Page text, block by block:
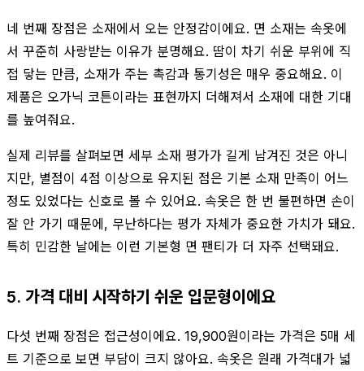
네 번째 장점은 소재에서 오는 안정감이에요. 면 소재는 속옷에
서 꾸준히 사랑받는 이유가 분명해요. 땀이 차기 쉬운 부위에 직
접 닿는 만큼, 소재가 주는 촉감과 통기성은 매우 중요해요. 이
제품은 오가닉 코튼이라는 표현까지 더해져서 소재에 대한 기대
를 높여줘요.
실제 리뷰를 살펴보면 세부 소재 평가가 길게 남겨진 것은 아니
지만, 별점이 4점 이상으로 유지된 점은 기본 소재 만족이 어느
정도 있었다는 신호로 볼 수 있어요. 속옷은 한 번 불편하면 손이
잘 안 가기 때문에, 무난하다는 평가 자체가 중요한 가치가 돼요.
특히 민감한 날에는 이런 기본형 면 팬티가 더 자주 선택돼요.
5. 가격 대비 시작하기 쉬운 입문형이에요
다섯 번째 장점은 접근성이에요. 19,900원이라는 가격은 5매 세
트 기준으로 보면 부담이 크지 않아요. 속옷은 원래 가격대가 넓